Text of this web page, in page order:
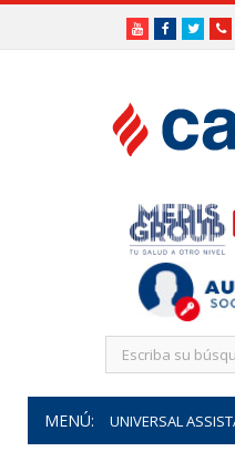
YoutubeFacebook
Twitter
MENÚ: UNIVERSAL